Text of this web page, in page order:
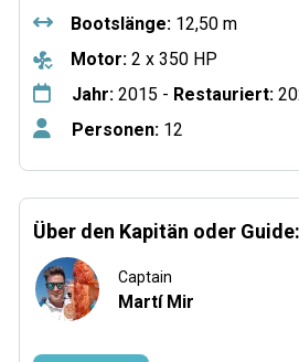
Bootslänge: 12,50 m
Motor: 2 x 350 HP
Jahr: 2015 - Restauriert:
Personen: 12
Über den Kapitän oder Guide:
Captain
Martí Mir